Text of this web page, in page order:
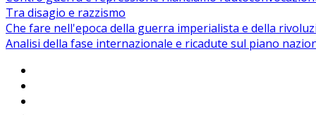
Tra disagio e razzismo
Che fare nell'epoca della guerra imperialista e della
Analisi della fase internazionale e ricadute sul piano